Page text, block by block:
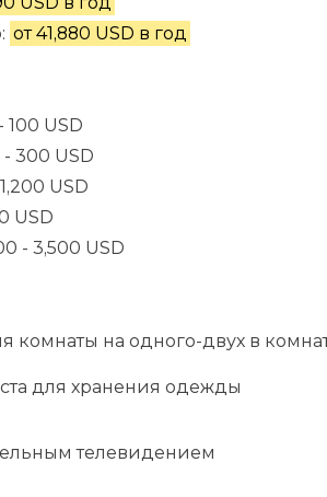
от 41,880 USD в год
USD
300 USD
USD
USD
- 3,500 USD
комнаты на одного-двух в
для хранения одежды
телевидением